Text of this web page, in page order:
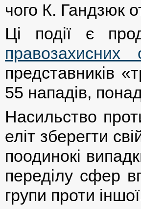
чого К. Гандзюк
Ці події є
правозахисних
представників
55 нападів,
Насильство
еліт зберегти
поодинокі
переділу сфер
групи проти